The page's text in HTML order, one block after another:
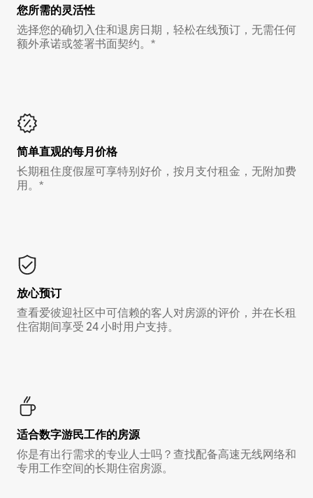
您所需的灵活性
选择您的确切入住和退房日期，轻松在线预订，无需任何
额外承诺或签署书面契约。*
简单直观的每月价格
长期租住度假屋可享特别好价，按月支付租金，无附加费
用。*
放心预订
查看爱彼迎社区中可信赖的客人对房源的评价，并在长租
住宿期间享受 24 小时用户支持。
适合数字游民工作的房源
你是有出行需求的专业人士吗？查找配备高速无线网络和
专用工作空间的长期住宿房源。